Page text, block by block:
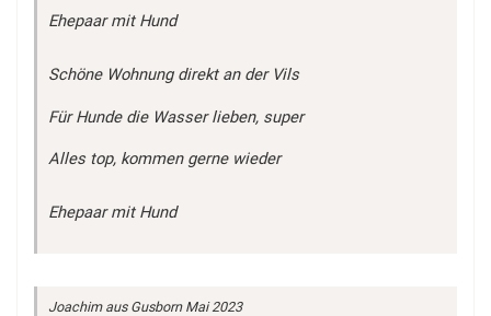
Ehepaar mit Hund
Schöne Wohnung direkt an der Vils
Für Hunde die Wasser lieben, super
Alles top, kommen gerne wieder
Ehepaar mit Hund
Joachimaus Gusborn Mai 2023